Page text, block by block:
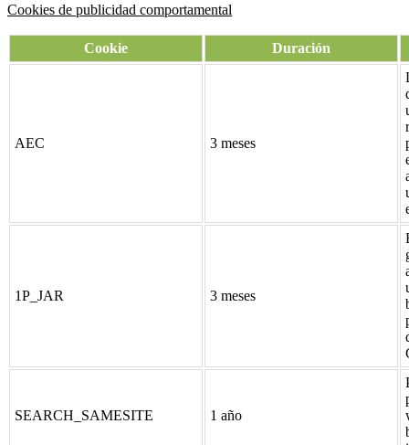
Cookies de publicidad comportamental
Cookie Duración
AEC 3 meses
1P_JAR 3 meses
SEARCH_SAMESITE 1 año